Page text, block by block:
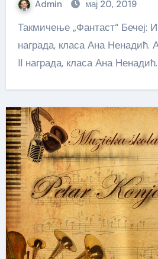
Admin мај 20, 2019
Такмичење „Фантаст“ Бечеј: Ива Чичовачки I
награда, класа Ана Ненадић.
II награда, класа Ана